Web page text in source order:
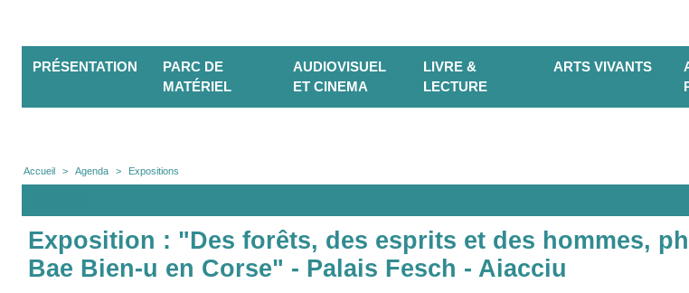
PRÉSENTATION
PARC DE
MATÉRIEL
AUDIOVISUEL
ET CINEMA
LIVRE &
LECTURE
ARTS VIVANTS
Accueil > Agenda > Expositions
Exposition : "Des forêts, des esprits et des hommes,
Bae Bien-u en Corse" - Palais Fesch - Aiacciu